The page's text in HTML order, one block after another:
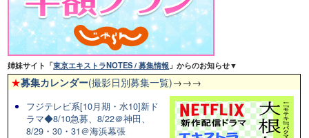
姉妹サイト「東京エキストラNOTES / 募集情報 」からのお知らせ▼
★募集カレンダー(撮影日別募集一覧)→→→
フジテレビ系[10月期・水10]新ド
ラマ◆8/10急募、8/22＠神田、
8/29・30・31＠海浜幕張